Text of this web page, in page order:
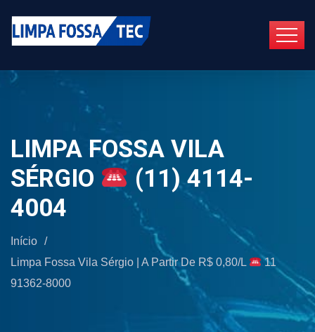
LIMPA FOSSA VILA
SÉRGIO
(11) 4114-
4004
Início /
Limpa Fossa Vila Sérgio | A Partir De R$ 0,80/L
11
91362-8000